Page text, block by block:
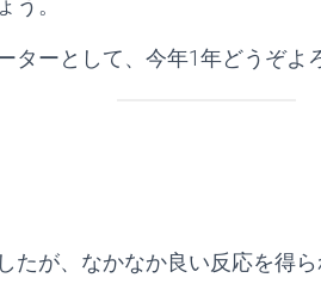
う。
ターとして、今年1年どうぞよ
たが、なかなか良い反応を得ら